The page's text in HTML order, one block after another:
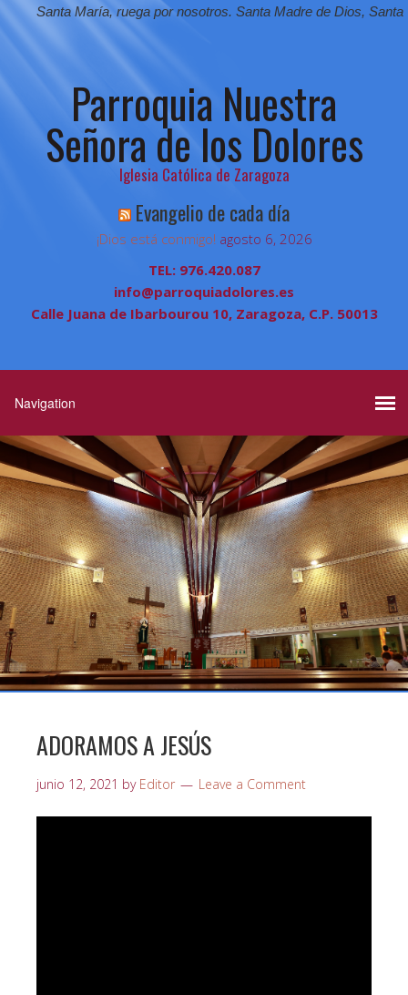
Santa María, ruega por nosotros. Santa Madre de Dios, Santa
Parroquia Nuestra
Señora de los Dolores
Iglesia Católica de Zaragoza
Evangelio de cada día
¡Dios está conmigo! agosto 6, 2026
TEL: 976.420.087
info@parroquiadolores.es
Calle Juana de Ibarbourou 10, Zaragoza, C.P. 50013
ADORAMOS A JESÚS
junio 12, 2021 by Editor Leave a Comment